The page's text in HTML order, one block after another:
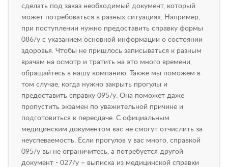
сделать под заказ необходимый документ, который
может потребоваться в разных ситуациях. Например,
при поступлении нужно предоставить справку формы
086/у с указанием основной информации о состоянии
здоровья. Чтобы не пришлось записываться к разным
врачам на осмотр и тратить на это много времени,
обращайтесь в нашу компанию. Также мы поможем в
том случае, когда нужно закрыть прогулы и
предоставить справку 095/у. Она поможет даже
пропустить экзамен по уважительной причине и
подготовиться к пересдаче. С официальным
медицинским документом вас не смогут отчислить за
неуспеваемость. Если прогулов у вас много, справкой
095/у вы не ограничитесь, а потребуется другой
документ - 027/у – выписка из медицинской справки